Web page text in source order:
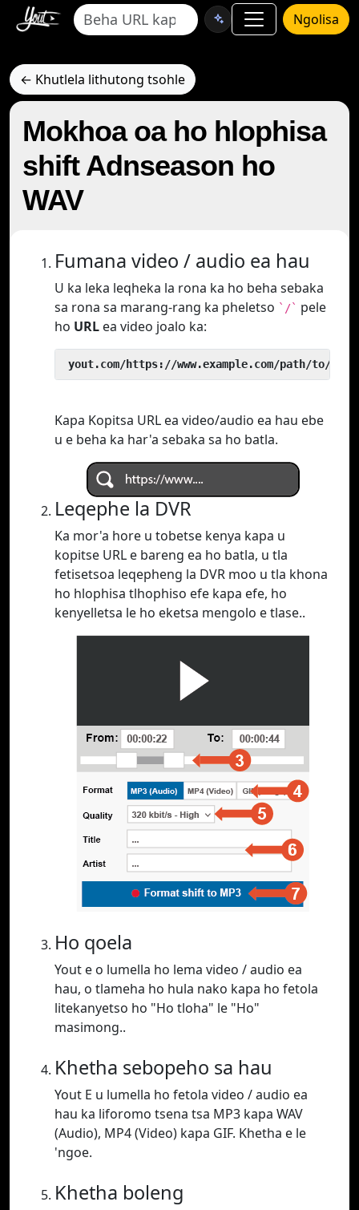
Ngolisa
← Khutlela lithutong tsohle
Mokhoa oa ho hlophisa
shift Adnseason ho
WAV
Fumana video / audio ea hau
U ka leka leqheka la rona ka ho beha sebaka
sa rona sa marang-rang ka pheletso `/` pele
ho URL ea video joalo ka:
yout.com/https://www.example.com/path/to/
Kapa Kopitsa URL ea video/audio ea hau ebe
u e beha ka har'a sebaka sa ho batla.
Leqephe la DVR
Ka mor'a hore u tobetse kenya kapa u
kopitse URL e bareng ea ho batla, u tla
fetisetsoa leqepheng la DVR moo u tla khona
ho hlophisa tlhophiso efe kapa efe, ho
kenyelletsa le ho eketsa mengolo e tlase..
Ho qoela
Yout e o lumella ho lema video / audio ea
hau, o tlameha ho hula nako kapa ho fetola
litekanyetso ho "Ho tloha" le "Ho"
masimong..
Khetha sebopeho sa hau
Yout E u lumella ho fetola video / audio ea
hau ka liforomo tsena tsa MP3 kapa WAV
(Audio), MP4 (Video) kapa GIF. Khetha e le
'ngoe.
Khetha boleng